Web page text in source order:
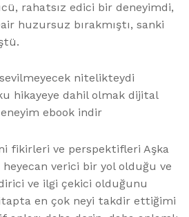
rahatsız edici bir deneyimdi,
huzursuz bırakmıştı, sanki
nitelikteydi
hikayeye dahil olmak dijital
ebook indir
fikirleri ve perspektifleri Aşka
verici bir yol olduğu ve
ve ilgi çekici olduğunu
en çok neyi takdir ettiğimi